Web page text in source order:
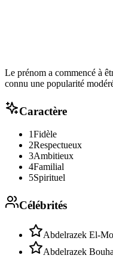
Le prénom a commencé à
connu une popularité
Caractère
1Fidèle
2Respectueux
3Ambitieux
4Familial
5Spirituel
Célébrités
Abdelrazek El-
Abdelrazek